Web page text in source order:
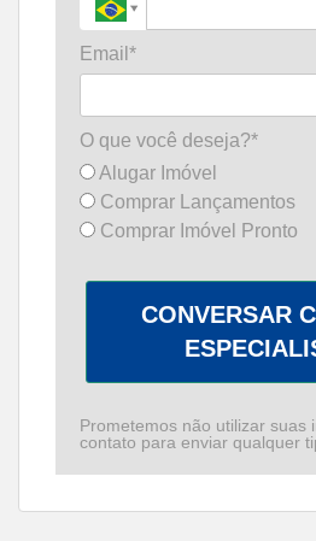
Email*
O que você deseja?*
Alugar Imóvel
Comprar Lançamentos
Comprar Imóvel Pronto
CONVERSAR
Prometemos não utilizar suas
contato para enviar qualquer